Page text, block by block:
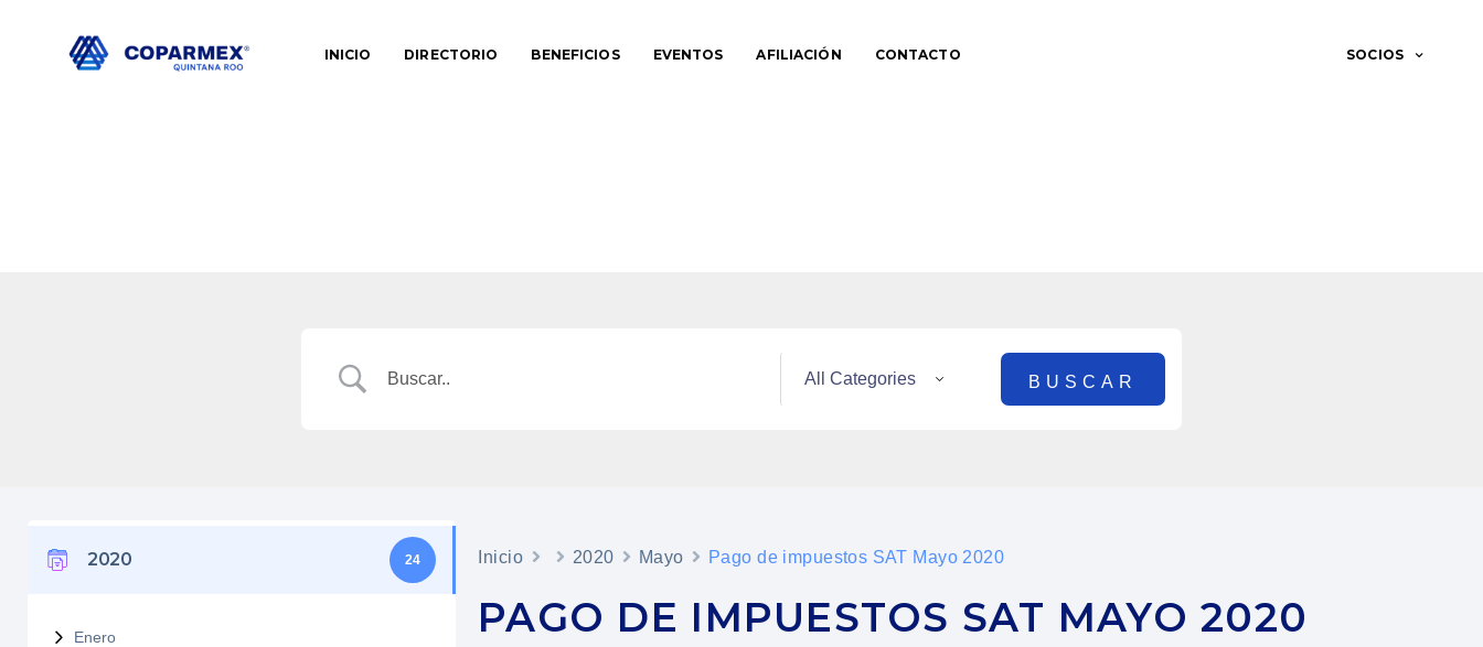
INICIO DIRECTORIO BENEFICIOS EVENTOS AFILIACIÓN CONTACTO SOCIOS
2020 24
Enero
Inicio 2020 Mayo Pago de impuestos SAT Mayo 2020
PAGO DE IMPUESTOS SAT MAYO 2020